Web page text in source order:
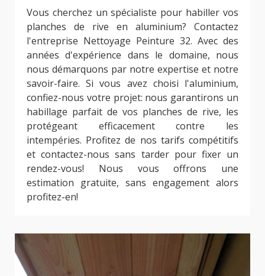
Vous cherchez un spécialiste pour habiller vos
planches de rive en aluminium? Contactez
l'entreprise Nettoyage Peinture 32. Avec des
années d'expérience dans le domaine, nous
nous démarquons par notre expertise et notre
savoir-faire. Si vous avez choisi l'aluminium,
confiez-nous votre projet: nous garantirons un
habillage parfait de vos planches de rive, les
protégeant efficacement contre les
intempéries. Profitez de nos tarifs compétitifs
et contactez-nous sans tarder pour fixer un
rendez-vous! Nous vous offrons une
estimation gratuite, sans engagement alors
profitez-en!